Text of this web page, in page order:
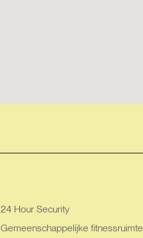
24 Hour Security
Gemeenschappelijke fitnessruimte